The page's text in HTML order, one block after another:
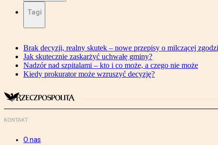
Tagi
Brak decyzji, realny skutek – nowe przepisy o milczącej
Jak skutecznie zaskarżyć uchwałę gminy?
Nadzór nad szpitalami – kto i co może, a czego nie może
Kiedy prokurator może wzruszyć decyzję?
KONTAKT
O nas